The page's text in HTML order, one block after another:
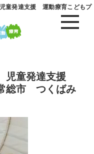
童発達支援 運動療育こどもプ
児童発達支援
総市 つくばみ